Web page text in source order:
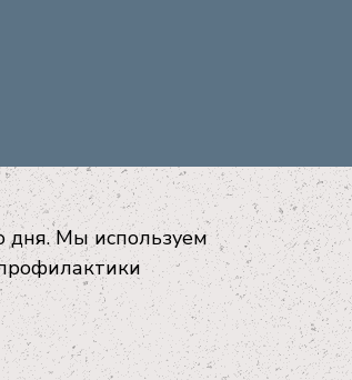
дня. Мы используем